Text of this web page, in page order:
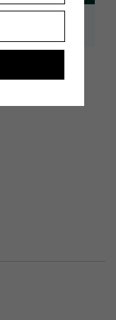
Taper 0.355